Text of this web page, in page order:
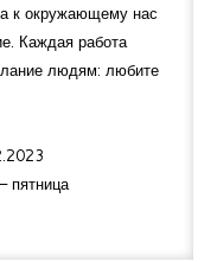
к окружающему нас
Каждая работа
людям: любите